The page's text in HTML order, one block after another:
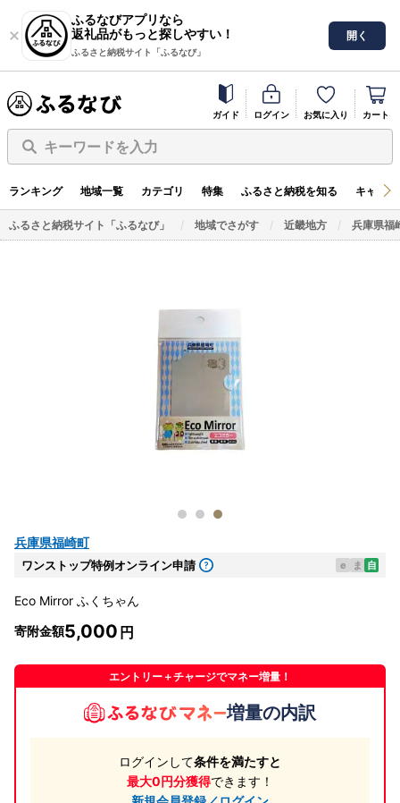
ふるなびアプリなら
返礼品がもっと探しやすい！
ふるさと納税サイト「ふるなび」
開く
ガイド ログイン お気に入り カート
キーワードを入力
ランキング 地域一覧 カテゴリ 特集 ふるさと納税を知る キャン
ふるさと納税サイト「ふるなび」 地域でさがす 近畿地方 兵庫県福
兵庫県福崎町
ワンストップ特例オンライン申請 e ま 自
Eco Mirror ふくちゃん
寄附金額5,000
エントリー＋チャージでマネー増量！
増量の内訳
ログインして条件を満たすと
最大0円分獲得できます！